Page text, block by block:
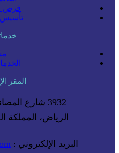
فرص
المقر
3932 شارع المصانع، حي الحمراء
الرياض، المملكة
البريد الإلكتروني :